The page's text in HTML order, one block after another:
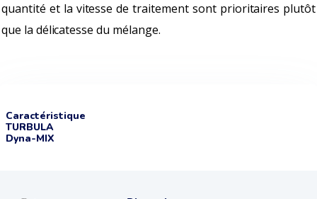
quantité et la vitesse de traitement sont prioritaires plutôt
que la délicatesse du mélange.
Caractéristique
TURBULA
Dyna-MIX